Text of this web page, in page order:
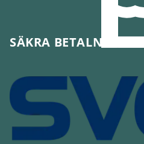
SÄKRA BETALNINGAR